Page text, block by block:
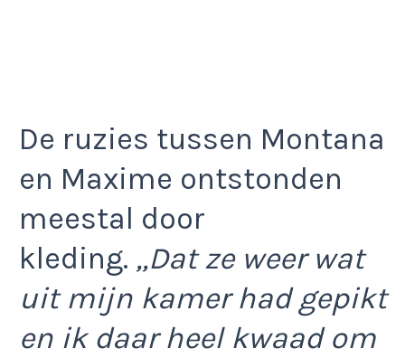
De ruzies tussen Montana
en Maxime ontstonden
meestal door
kleding. ,,Dat ze weer wat
uit mijn kamer had gepikt
en ik daar heel kwaad om